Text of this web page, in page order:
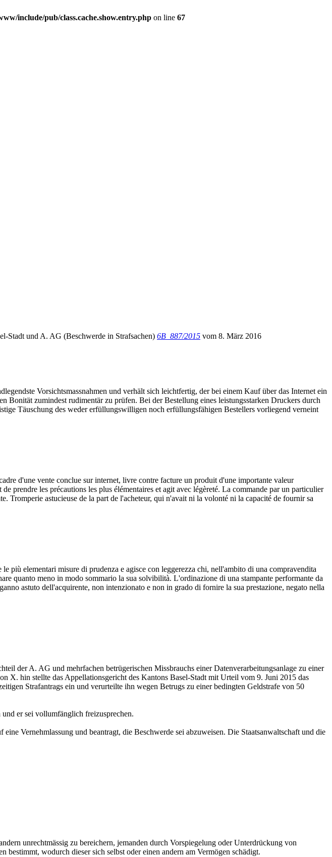
include/pub/class.cache.show.entry.php on line 67
Stadt und A. AG (Beschwerde in Strafsachen) 6B_887/2015 vom 8. März 2016
Vorsichtsmassnahmen und verhält sich leichtfertig, der bei einem Kauf über das Internet ein
Bonität zumindest rudimentär zu prüfen. Bei der Bestellung eines leistungsstarken Druckers durch
Täuschung des weder erfüllungswilligen noch erfüllungsfähigen Bestellers vorliegend verneint
d'une vente conclue sur internet, livre contre facture un produit d'une importante valeur
prendre les précautions les plus élémentaires et agit avec légèreté. La commande par un particulier
Tromperie astucieuse de la part de l'acheteur, qui n'avait ni la volonté ni la capacité de fournir sa
più elementari misure di prudenza e agisce con leggerezza chi, nell'ambito di una compravendita
quanto meno in modo sommario la sua solvibilità. L'ordinazione di una stampante performante da
astuto dell'acquirente, non intenzionato e non in grado di fornire la sua prestazione, negato nella
der A. AG und mehrfachen betrügerischen Missbrauchs einer Datenverarbeitungsanlage zu einer
X. hin stellte das Appellationsgericht des Kantons Basel-Stadt mit Urteil vom 9. Juni 2015 das
Strafantrags ein und verurteilte ihn wegen Betrugs zu einer bedingten Geldstrafe von 50
er sei vollumfänglich freizusprechen.
Vernehmlassung und beantragt, die Beschwerde sei abzuweisen. Die Staatsanwaltschaft und die
unrechtmässig zu bereichern, jemanden durch Vorspiegelung oder Unterdrückung von
wodurch dieser sich selbst oder einen andern am Vermögen schädigt.